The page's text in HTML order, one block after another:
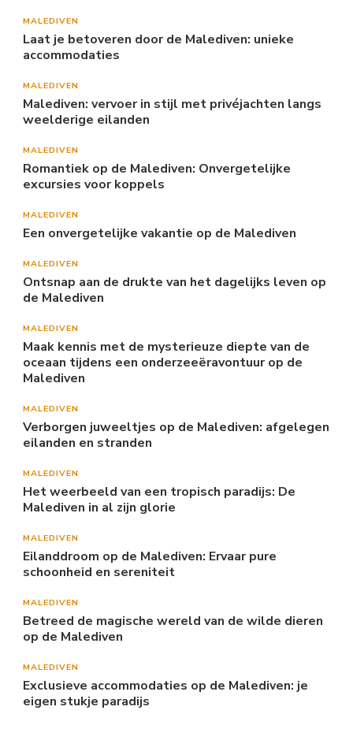
MALEDIVEN
Laat je betoveren door de Malediven: unieke
accommodaties
MALEDIVEN
Malediven: vervoer in stijl met privéjachten langs
weelderige eilanden
MALEDIVEN
Romantiek op de Malediven: Onvergetelijke
excursies voor koppels
MALEDIVEN
Een onvergetelijke vakantie op de Malediven
MALEDIVEN
Ontsnap aan de drukte van het dagelijks leven op
de Malediven
MALEDIVEN
Maak kennis met de mysterieuze diepte van de
oceaan tijdens een onderzeeëravontuur op de
Malediven
MALEDIVEN
Verborgen juweeltjes op de Malediven: afgelegen
eilanden en stranden
MALEDIVEN
Het weerbeeld van een tropisch paradijs: De
Malediven in al zijn glorie
MALEDIVEN
Eilanddroom op de Malediven: Ervaar pure
schoonheid en sereniteit
MALEDIVEN
Betreed de magische wereld van de wilde dieren
op de Malediven
MALEDIVEN
Exclusieve accommodaties op de Malediven: je
eigen stukje paradijs